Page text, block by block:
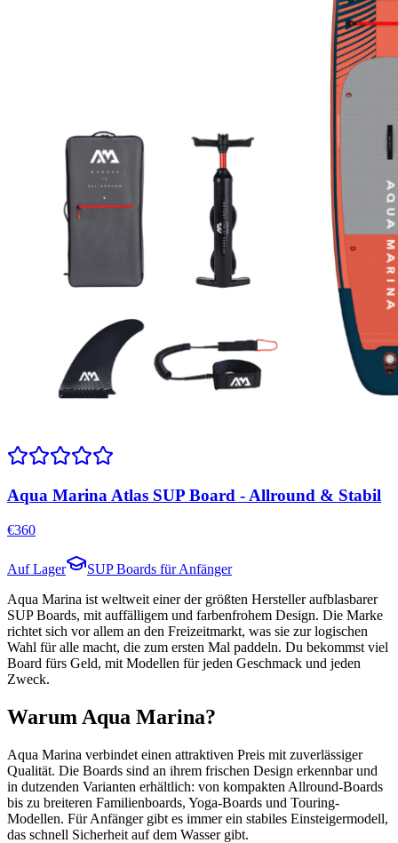
Aqua Marina Atlas SUP Board - Allround & Stabil
€360
Auf Lager
SUP Boards für Anfänger
Aqua Marina ist weltweit einer der größten Hersteller aufblasbarer
SUP Boards, mit auffälligem und farbenfrohem Design. Die Marke
richtet sich vor allem an den Freizeitmarkt, was sie zur logischen
Wahl für alle macht, die zum ersten Mal paddeln. Du bekommst viel
Board fürs Geld, mit Modellen für jeden Geschmack und jeden
Zweck.
Warum Aqua Marina?
Aqua Marina verbindet einen attraktiven Preis mit zuverlässiger
Qualität. Die Boards sind an ihrem frischen Design erkennbar und
in dutzenden Varianten erhältlich: von kompakten Allround-Boards
bis zu breiteren Familienboards, Yoga-Boards und Touring-
Modellen. Für Anfänger gibt es immer ein stabiles Einsteigermodell,
das schnell Sicherheit auf dem Wasser gibt.